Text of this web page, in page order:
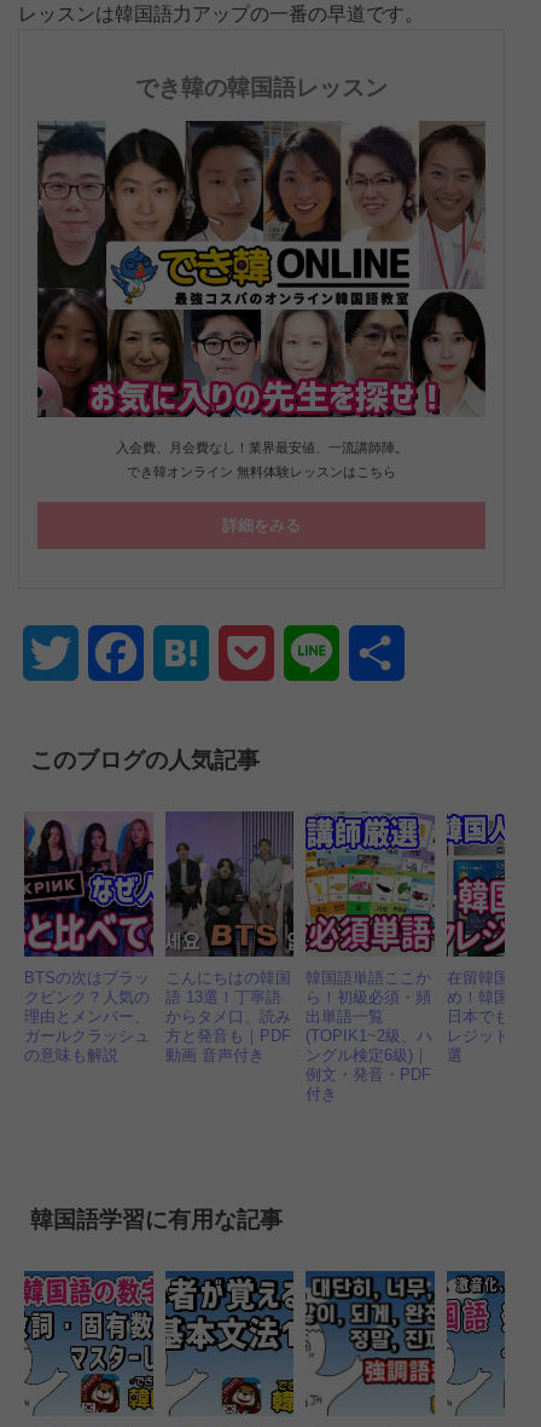
レッスンは韓国語力アップの一番の早道です。
でき韓の韓国語レッスン
入会費、月会費なし！業界最安値、一流講師陣。
でき韓オンライン 無料体験レッスンはこちら
詳細をみる
Twitter FacebookHatena Pocket Line
このブログの人気記事
BTSの次はブラッ
クピンク？人気の
理由とメンバー、
ガールクラッシュ
の意味も解説
こんにちはの韓国
語 13選！丁寧語
からタメ口、読み
方と発音も｜PDF
動画 音声付き
韓国語単語ここか
ら！初級必須・頻
出単語一覧
(TOPIK1~2級、ハ
ングル検定6級)｜
例文・発音・PDF
付き
在留韓国人
め！韓国で
日本でもお
レジットカ
選
韓国語学習に有用な記事